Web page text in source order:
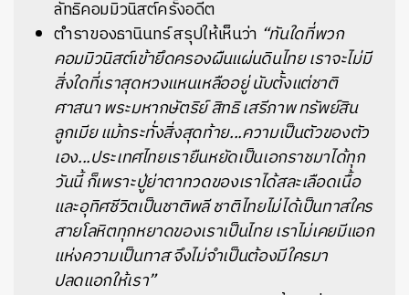
ลัทธิคอมมิวนิสต์ครั้งอดีต
ตำราของธานินทร์ สรุปให้เห็นว่า “ทันใดที่พวก
คอมมิวนิสต์เข้ายึดครองผืนแผ่นดินไทย เราจะไม่มี
สิ่งใดที่เราสุดหวงแหนเหลืออยู่ นับตั้งแต่ชาติ
ศาสนา พระมหากษัตริย์ สิทธิ เสรีภาพ ทรัพย์สิน
ลูกเมีย แม้กระทั่งสิ่งสุดท้าย...ความเป็นตัวของตัว
เอง...ประเทศไทยเรายืนหยัดเป็นเอกราชมาได้ทุก
วันนี้ ก็เพราะปู่ย่าตาทวดของเราได้สละเลือดเนื้อ
และอุทิศชีวิตเป็นชาติพลี ชาติไทยไม่ได้เป็นทาสใคร
สายโลหิตทุกหยาดของเราเป็นไทย เราไม่เคยมีแอก
แห่งความเป็นทาส จึงไม่จำเป็นต้องมีใครมา
ปลดแอกให้เรา”